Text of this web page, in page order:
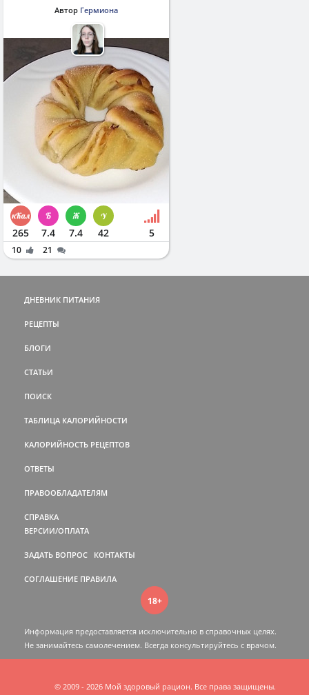
Автор Гермиона
265 7.4 7.4 42 5
10 21
ДНЕВНИК ПИТАНИЯ
РЕЦЕПТЫ
БЛОГИ
СТАТЬИ
ПОИСК
ТАБЛИЦА КАЛОРИЙНОСТИ
КАЛОРИЙНОСТЬ РЕЦЕПТОВ
ОТВЕТЫ
ПРАВООБЛАДАТЕЛЯМ
СПРАВКА
ВЕРСИИ/ОПЛАТА
ЗАДАТЬ ВОПРОС КОНТАКТЫ
СОГЛАШЕНИЕ ПРАВИЛА
18+
Информация предоставляется исключительно в справочных целях.
Не занимайтесь самолечением. Всегда консультируйтесь c врачом.
© 2009 - 2026 Мой здоровый рацион. Все права защищены.